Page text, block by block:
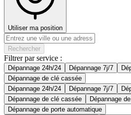
Utiliser ma position
Rechercher
Filtrer par service :
Dépannage 24h/24 Dépannage 7j/7
Dépannage de clé cassée
Dépannage 24h/24
Dépannage 7j/7
Dépannage de clé cassée
Dépannage
Dépannage de porte automatique